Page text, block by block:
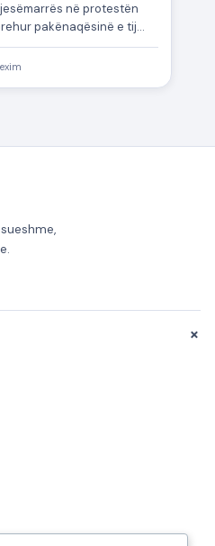
në protestën
pakënaqësinë e tij
+